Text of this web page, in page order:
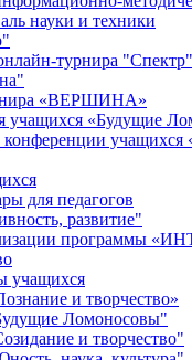
науки и техники
турнира "Спектр"
«ВЕРШИНА»
учащихся «Будущие
конференции
для педагогов
развитие"
учащихся
и творчество»
Ломоносовы"
и творчество"